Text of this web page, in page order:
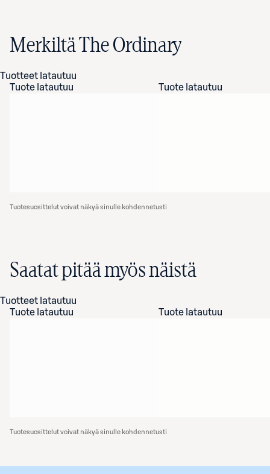
Merkiltä The Ordinary
Tuotteet latautuu
Tuote latautuu
Tuote latautuu
Tuotesuosittelut voivat näkyä sinulle kohdennetusti
Saatat pitää myös näistä
Tuotteet latautuu
Tuote latautuu
Tuote latautuu
Tuotesuosittelut voivat näkyä sinulle kohdennetusti